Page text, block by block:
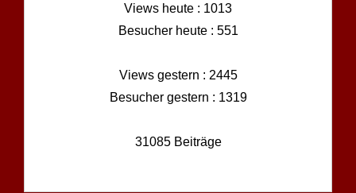
Views heute : 1013
Besucher heute : 551
Views gestern : 2445
Besucher gestern : 1319
31085 Beiträge